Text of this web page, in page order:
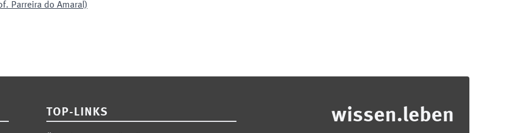
Parreira do Amaral)
TOP-LINKS wissen.leben